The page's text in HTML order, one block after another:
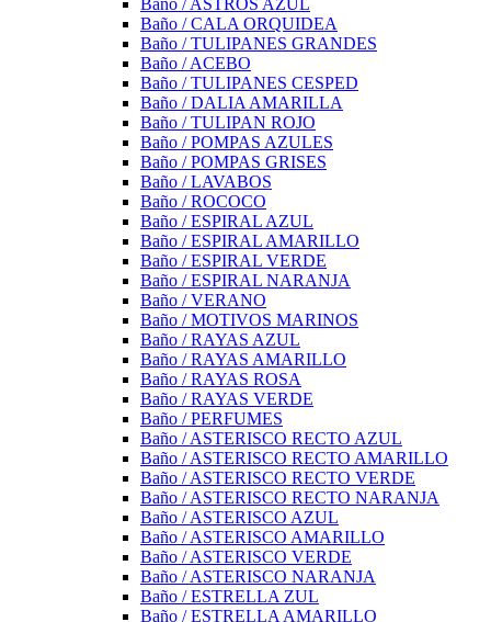
Baño / ASTROS AZUL
Baño / CALA ORQUIDEA
Baño / TULIPANES GRANDES
Baño / ACEBO
Baño / TULIPANES CESPED
Baño / DALIA AMARILLA
Baño / TULIPAN ROJO
Baño / POMPAS AZULES
Baño / POMPAS GRISES
Baño / LAVABOS
Baño / ROCOCO
Baño / ESPIRAL AZUL
Baño / ESPIRAL AMARILLO
Baño / ESPIRAL VERDE
Baño / ESPIRAL NARANJA
Baño / VERANO
Baño / MOTIVOS MARINOS
Baño / RAYAS AZUL
Baño / RAYAS AMARILLO
Baño / RAYAS ROSA
Baño / RAYAS VERDE
Baño / PERFUMES
Baño / ASTERISCO RECTO AZUL
Baño / ASTERISCO RECTO AMARILLO
Baño / ASTERISCO RECTO VERDE
Baño / ASTERISCO RECTO NARANJA
Baño / ASTERISCO AZUL
Baño / ASTERISCO AMARILLO
Baño / ASTERISCO VERDE
Baño / ASTERISCO NARANJA
Baño / ESTRELLA ZUL
Baño / ESTRELLA AMARILLO